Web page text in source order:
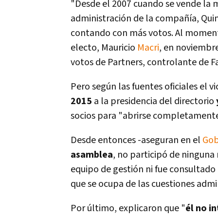
"Desde el 2007 cuando se vende
administración de la compañí­a,
contando con más votos. Al
electo, Mauricio Macri, en
votos de Partners, controlante de
Pero según las fuentes oficiales el
2015 a la presidencia del directorio
socios para "abrirse
Desde entonces -aseguran en el
asamblea, no participó de
equipo de gestión ni fue
que se ocupa de las cuestiones
Por último, explicaron que "él no